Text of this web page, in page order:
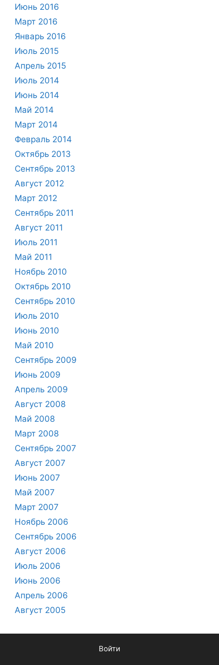
Июнь 2016
Март 2016
Январь 2016
Июль 2015
Апрель 2015
Июль 2014
Июнь 2014
Май 2014
Март 2014
Февраль 2014
Октябрь 2013
Сентябрь 2013
Август 2012
Март 2012
Сентябрь 2011
Август 2011
Июль 2011
Май 2011
Ноябрь 2010
Октябрь 2010
Сентябрь 2010
Июль 2010
Июнь 2010
Май 2010
Сентябрь 2009
Июнь 2009
Апрель 2009
Август 2008
Май 2008
Март 2008
Сентябрь 2007
Август 2007
Июнь 2007
Май 2007
Март 2007
Ноябрь 2006
Сентябрь 2006
Август 2006
Июль 2006
Июнь 2006
Апрель 2006
Август 2005
Войти